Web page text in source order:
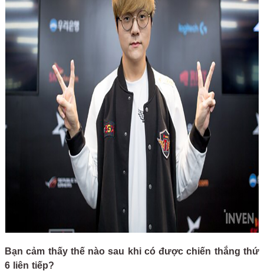
Bạn cảm thấy thế nào sau khi có được chiến thắng thứ
6 liên tiếp?